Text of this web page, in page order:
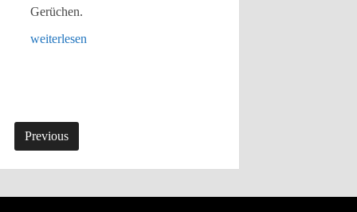
Gerüchen.
weiterlesen
Previous